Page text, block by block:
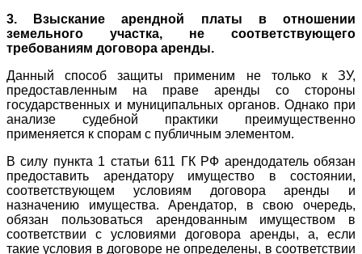
3. Взыскание арендной платы в отношении
земельного участка, не соответствующего
требованиям договора аренды.
Данный способ защиты применим не только к ЗУ,
предоставленным на праве аренды со стороны
государственных и муниципальных органов. Однако при
анализе судебной практики преимущественно
применяется к спорам с публичным элементом.
В силу пункта 1 статьи 611 ГК РФ арендодатель обязан
предоставить арендатору имущество в состоянии,
соответствующем условиям договора аренды и
назначению имущества. Арендатор, в свою очередь,
обязан пользоваться арендованным имуществом в
соответствии с условиями договора аренды, а, если
такие условия в договоре не определены, в соответствии